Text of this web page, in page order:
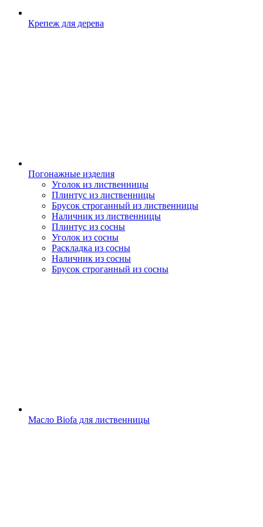
Крепеж для дерева
Погонажные изделия
Уголок из лиственницы
Плинтус из лиственницы
Брусок строганный из лиственницы
Наличник из лиственницы
Плинтус из сосны
Уголок из сосны
Раскладка из сосны
Наличник из сосны
Брусок строганный из сосны
Масло Biofa для лиственницы